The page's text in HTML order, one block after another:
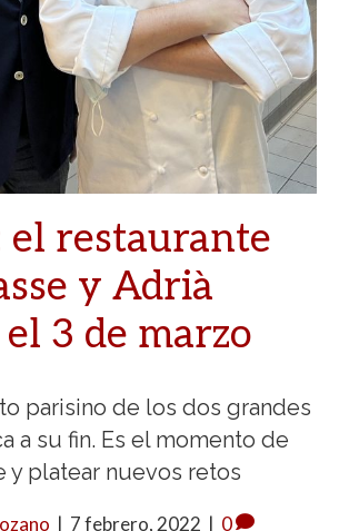
el restaurante
y Adrià
3 de marzo
parisino de los dos grandes
a su fin. Es el momento de
y platear nuevos retos
| 7 febrero, 2022 | 0